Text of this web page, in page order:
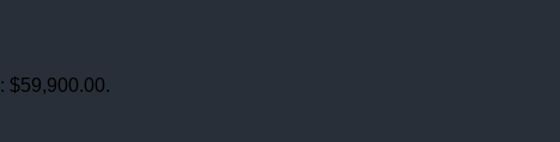
$59,900.00.